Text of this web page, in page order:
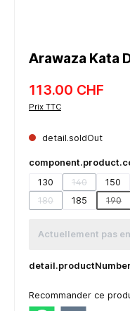
Arawaza Kata
113.00 CHF
Prix TTC
detail.soldOut
130
140 150
180 185 190
Actuellement pas
Recommander ce